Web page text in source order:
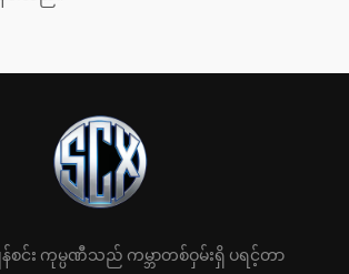
န်စင်း ကုမ္ပဏီသည် ကမ္ဘာတစ်ဝှမ်းရှိ ပရင့်တာ